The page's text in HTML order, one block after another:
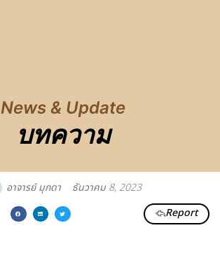
News & Update
บทความ
อาจารย์ มุกดา ธันวาคม 8, 2023
Report